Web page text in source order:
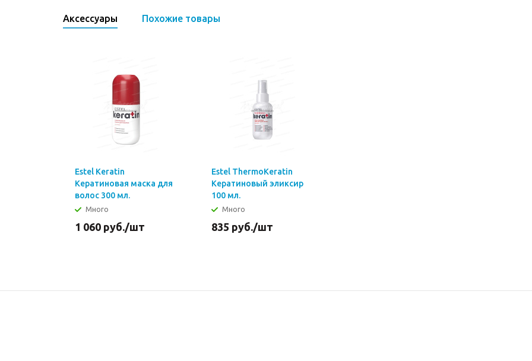
Аксессуары Похожие товары
Estel Keratin
Кератиновая маска для
волос 300 мл.
Много
1 060 руб./шт
Estel ThermoKeratin
Кератиновый эликсир
100 мл.
Много
835 руб./шт